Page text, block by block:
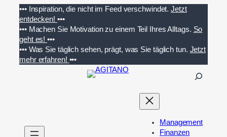
Inhalt
springen
••• Inspiration, die nicht im Feed verschwindet. Jetzt
entdecken! •••
••• Machen Sie Motivation zu einem Teil Ihres Alltags. So
geht es!•••
••• Was Sie täglich sehen, prägt, was Sie täglich tun. Jetzt
mehr erfahren! •••
n
Management
Finanzen